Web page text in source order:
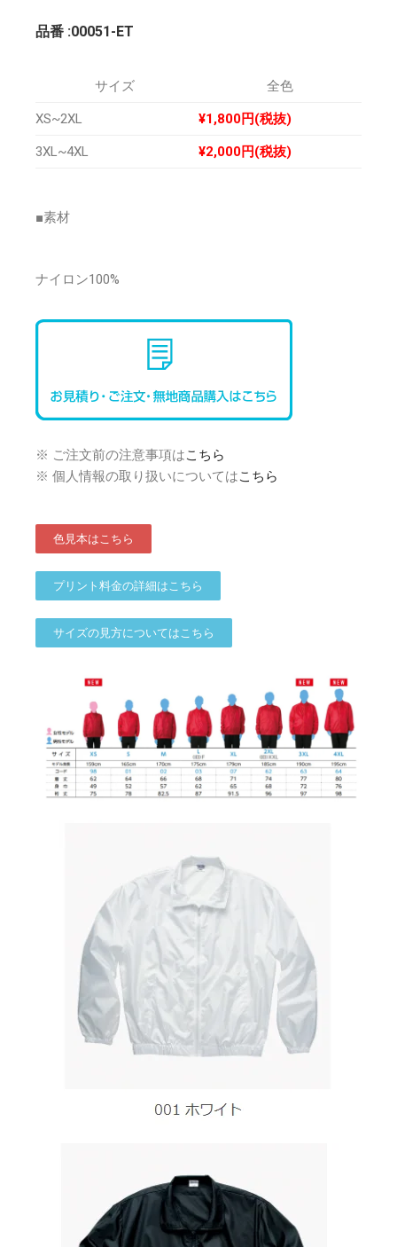
品番 :00051-ET
サイズ 全色
XS~2XL ¥1,800円(税抜)
3XL~4XL ¥2,000円(税抜)
■素材
ナイロン100%
※ ご注文前の注意事項はこちら
※ 個人情報の取り扱いについてはこちら
色見本はこちら
プリント料金の詳細はこちら
サイズの見方についてはこちら